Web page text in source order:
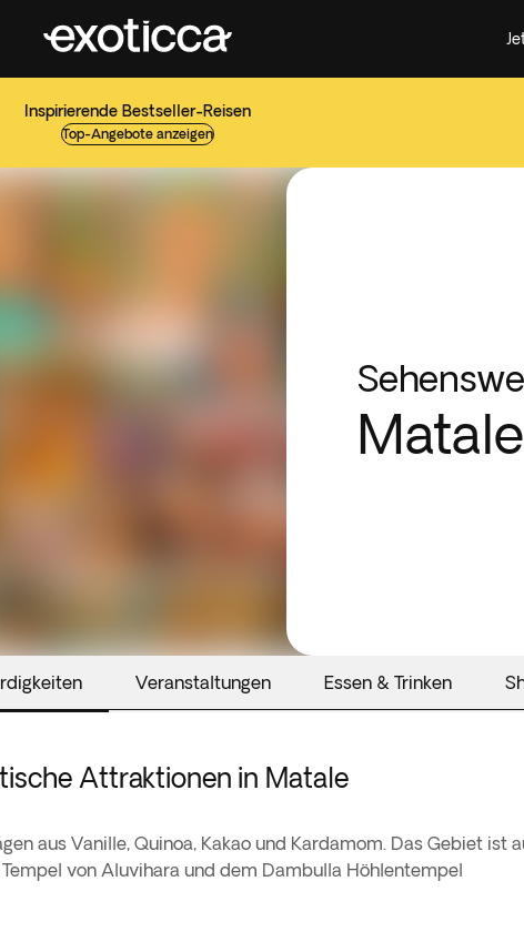
Inspirierende Bestseller-Reisen
Top-Angebote anzeigen
Matale
Veranstaltungen Essen & Trinken
Attraktionen in Matale
aus Vanille, Quinoa, Kakao und Kardamom. Das Gebiet ist
von Aluvihara und dem Dambulla Höhlentempel